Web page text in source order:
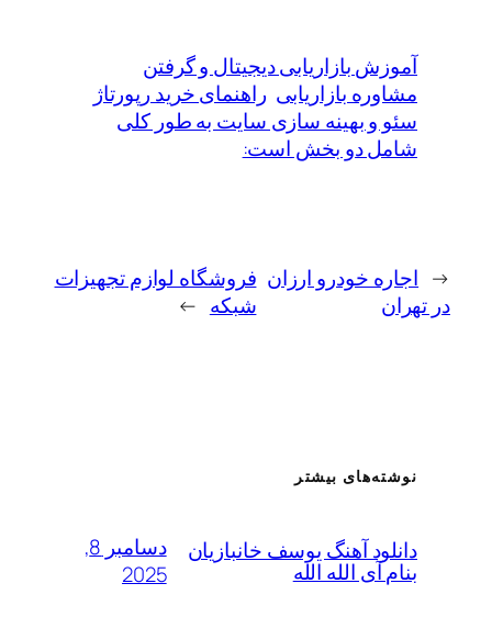
آموزش بازاریابی دیجیتال و گرفتن
مشاوره بازاریابی راهنمای خرید رپورتاژ
سئو و بهینه سازی سایت به طور کلی
شامل دو بخش است:
← اجاره خودرو ارزان
در تهران
فروشگاه لوازم تجهیزات
شبکه →
نوشته‌های بیشتر
دانلود آهنگ یوسف خانبازیان
بنام آی الله الله
دسامبر 8,
2025